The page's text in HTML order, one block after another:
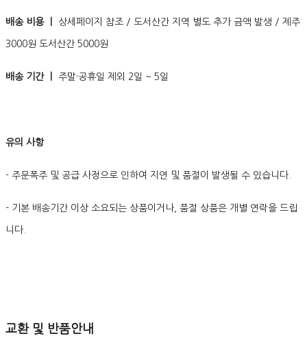
배송 비용 ㅣ 상세페이지 참조 / 도서산간 지역 별도 추가 금액 발생 / 제주
3000원 도서산간 5000원
배송 기간 ㅣ 주말·공휴일 제외 2일 ~ 5일
유의 사항
- 주문폭주 및 공급 사정으로 인하여 지연 및 품절이 발생될 수 있습니다.
- 기본 배송기간 이상 소요되는 상품이거나, 품절 상품은 개별 연락을 드립
니다.
교환 및 반품안내